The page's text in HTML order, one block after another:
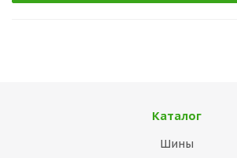
Каталог
Шины